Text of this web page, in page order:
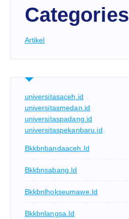
Categories
Artikel
universitasaceh.id
universitasmedan.id
universitaspadang.id
universitaspekanbaru.id
Bkkbnbandaaceh.id
Bkkbnsabang.id
Bkkbnlhokseumawe.id
Bkkbnlangsa.id